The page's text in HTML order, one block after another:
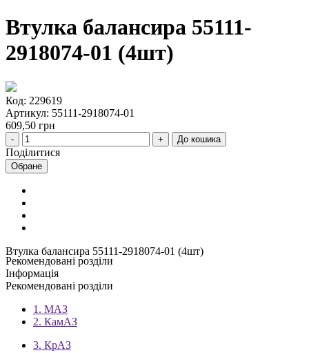
Втулка балансира 55111-
2918074-01 (4шт)
Код: 229619
Артикул: 55111-2918074-01
609,50 грн
До кошика
Поділитися
Обране
Втулка балансира 55111-2918074-01 (4шт)
Рекомендовані розділи
Інформація
Рекомендовані розділи
1. МАЗ
2. КамАЗ
3. КрАЗ